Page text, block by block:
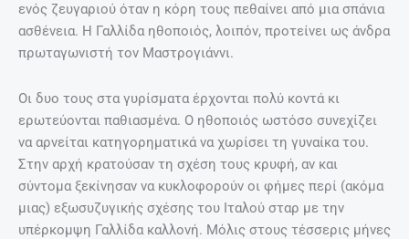
ενός ζευγαριού όταν η κόρη τους πεθαίνει από μια σπάνια
ασθένεια. Η Γαλλίδα ηθοποιός, λοιπόν, προτείνει ως άνδρα
πρωταγωνιστή τον Μαστρογιάννι.
Οι δυο τους στα γυρίσματα έρχονται πολύ κοντά κι
ερωτεύονται παθιασμένα. Ο ηθοποιός ωστόσο συνεχίζει
να αρνείται κατηγορηματικά να χωρίσει τη γυναίκα του.
Στην αρχή κρατούσαν τη σχέση τους κρυφή, αν και
σύντομα ξεκίνησαν να κυκλοφορούν οι φήμες περί (ακόμα
μιας) εξωσυζυγικής σχέσης του Ιταλού σταρ με την
υπέρκομψη Γαλλίδα καλλονή. Μόλις στους τέσσερις μήνες